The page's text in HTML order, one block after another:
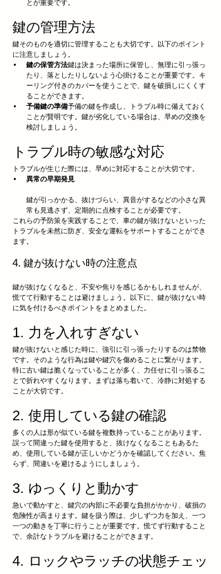
とが重要です。
鍵の管理方法
鍵そのものを適切に管理することも大切です。以下のポイント
に注意しましょう。
鍵の保管方法鍵は決まった場所に保管し、無理に引っ張っ
たり、落としたりしないよう心掛けることが重要です。キ
ーリング付きのカバーを使うことで、鍵を破損しにくくす
ることができます。
予備鍵の準備予備の鍵を作成し、トラブル時に備えておく
ことが賢明です。鍵が劣化している場合は、早めの交換を
検討しましょう。
トラブル時の敏感な対応
トラブルが生じた際には、早めに対応することが大切です。
異常の早期発見
鍵が引っかかる、抜けづらい、異音がするなどの小さな異
常も見逃さず、定期的に点検することが必要です。
これらの予防策を実践することで、車の鍵が抜けないといった
トラブルを未然に防ぎ、安全な運転をサポートすることができ
ます。
4. 鍵が抜けない時の注意点
鍵が抜けなくなると、不安や焦りを感じるかもしれませんが、
慌てて行動することは避けましょう。以下に、鍵が抜けない時
に気を付けるべきポイントをまとめました。
1. 力を入れすぎない
鍵が抜けないと感じた時に、強引に引っ張ったりするのは禁物
です。そのような行為は鍵や鍵穴を傷めることに繋がります。
特に古い鍵は脆くなっていることが多く、力任せに引っ張るこ
とで折れやすくなります。まずは落ち着いて、冷静に対処する
ことが大切です。
2. 使用している鍵の確認
多くの人は形が似ている鍵を複数持っていることがあります。
誤って間違った鍵を使用すると、抜けなくなることもあるた
め、使用している鍵が正しいかどうかを確認してください。焦
らず、間違いを避けるようにしましょう。
3. ゆっくりと動かす
急いで動かすと、鍵穴の内部に不必要な負担がかかり、破損の
危険性が高まります。鍵を扱う際は、少しずつ力を加え、一つ
一つの動きを丁寧に行うことが重要です。慌てず行動すること
で、余計なトラブルを避けることができます。
4. ロックやラッチの状態チェッ